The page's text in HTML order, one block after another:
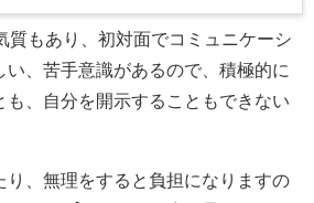
質もあり、初対面でコミュニケーシ
い、苦手意識があるので、積極的に
も、自分を開示することもできない
り、無理をすると負担になりますの